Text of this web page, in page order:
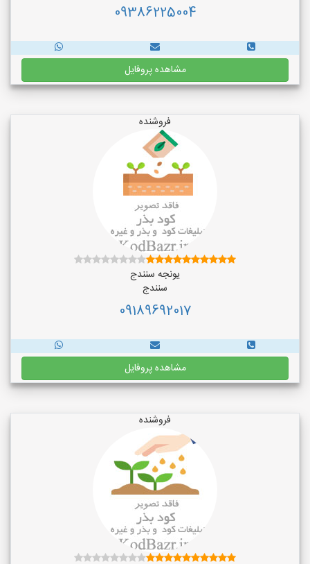
09386225004
مشاهده پروفایل
فروشنده
یونجه سنندج
سنندج
09189692017
مشاهده پروفایل
فروشنده